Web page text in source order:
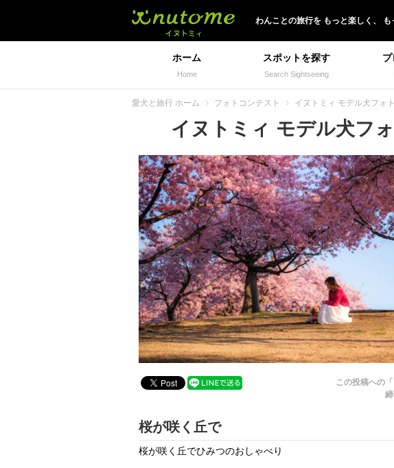
わんことの旅行を もっと楽しく、 も
ホーム
Home
スポットを探す
Search Sightseeing
プ
愛犬と旅行 ホーム フォトコンテスト イヌトミィ モデル犬フォ
イヌトミィ モデル犬フ
この投稿への
桜が咲く丘で
桜が咲く丘でひみつのおしゃべり